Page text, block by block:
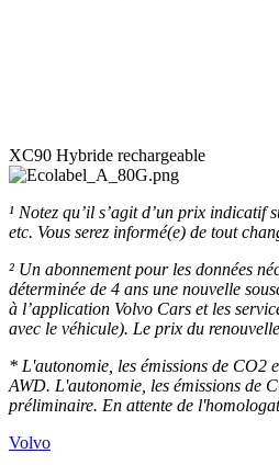
XC90 Hybride rechargeable
¹ Notez qu’il s’agit d’un prix indicatif
etc. Vous serez informé(e) de tout
² Un abonnement pour les données
déterminée de 4 ans une nouvelle
à l’application Volvo Cars et les
avec le véhicule). Le prix du
* L'autonomie, les émissions de CO2
AWD. L'autonomie, les émissions de
préliminaire. En attente de
Volvo